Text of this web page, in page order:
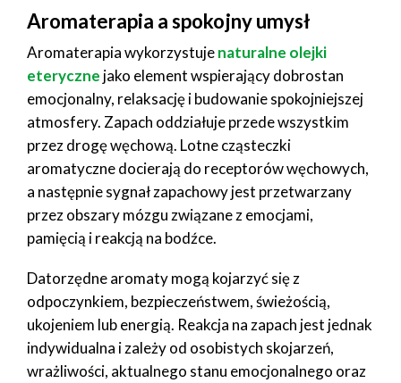
Aromaterapia a spokojny umysł
Aromaterapia wykorzystujenaturalne olejki
eteryczne jako element wspierający dobrostan
emocjonalny, relaksację i budowanie spokojniejszej
atmosfery. Zapach oddziałuje przede wszystkim
przez drogę węchową. Lotne cząsteczki
aromatyczne docierają do receptorów węchowych,
a następnie sygnał zapachowy jest przetwarzany
przez obszary mózgu związane z emocjami,
pamięcią i reakcją na bodźce.
Datorzędne aromaty mogą kojarzyć się z
odpoczynkiem, bezpieczeństwem, świeżością,
ukojeniem lub energią. Reakcja na zapach jest jednak
indywidualna i zależy od osobistych skojarzeń,
wrażliwości, aktualnego stanu emocjonalnego oraz